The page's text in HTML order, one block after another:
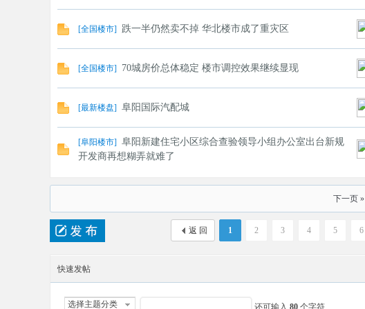
[全国楼市] 跌一半仍然卖不掉 华北楼市成了重灾区
[全国楼市] 70城房价总体稳定 楼市调控效果继续显现
[最新楼盘] 阜阳国际汽配城
[阜阳楼市] 阜阳新建住宅小区综合查验领导小组办公室出台新规
开发商再想糊弄就难了
下一页 »
1 2 3 4 5 6
返 回
快速发帖
选择主题分类 还可输入 80 个字符